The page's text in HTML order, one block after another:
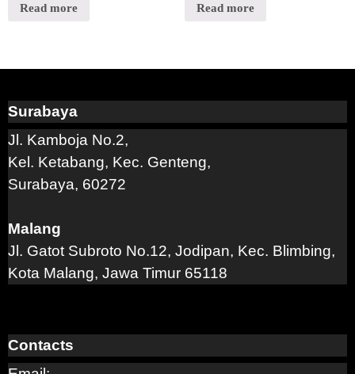
outRead more
outRead more
Surabaya
Jl. Kamboja No.2,
Kel. Ketabang, Kec. Genteng,
Surabaya, 60272
Malang
Jl. Gatot Subroto No.12, Jodipan, Kec. Blimbing,
Kota Malang, Jawa Timur 65118
Contacts